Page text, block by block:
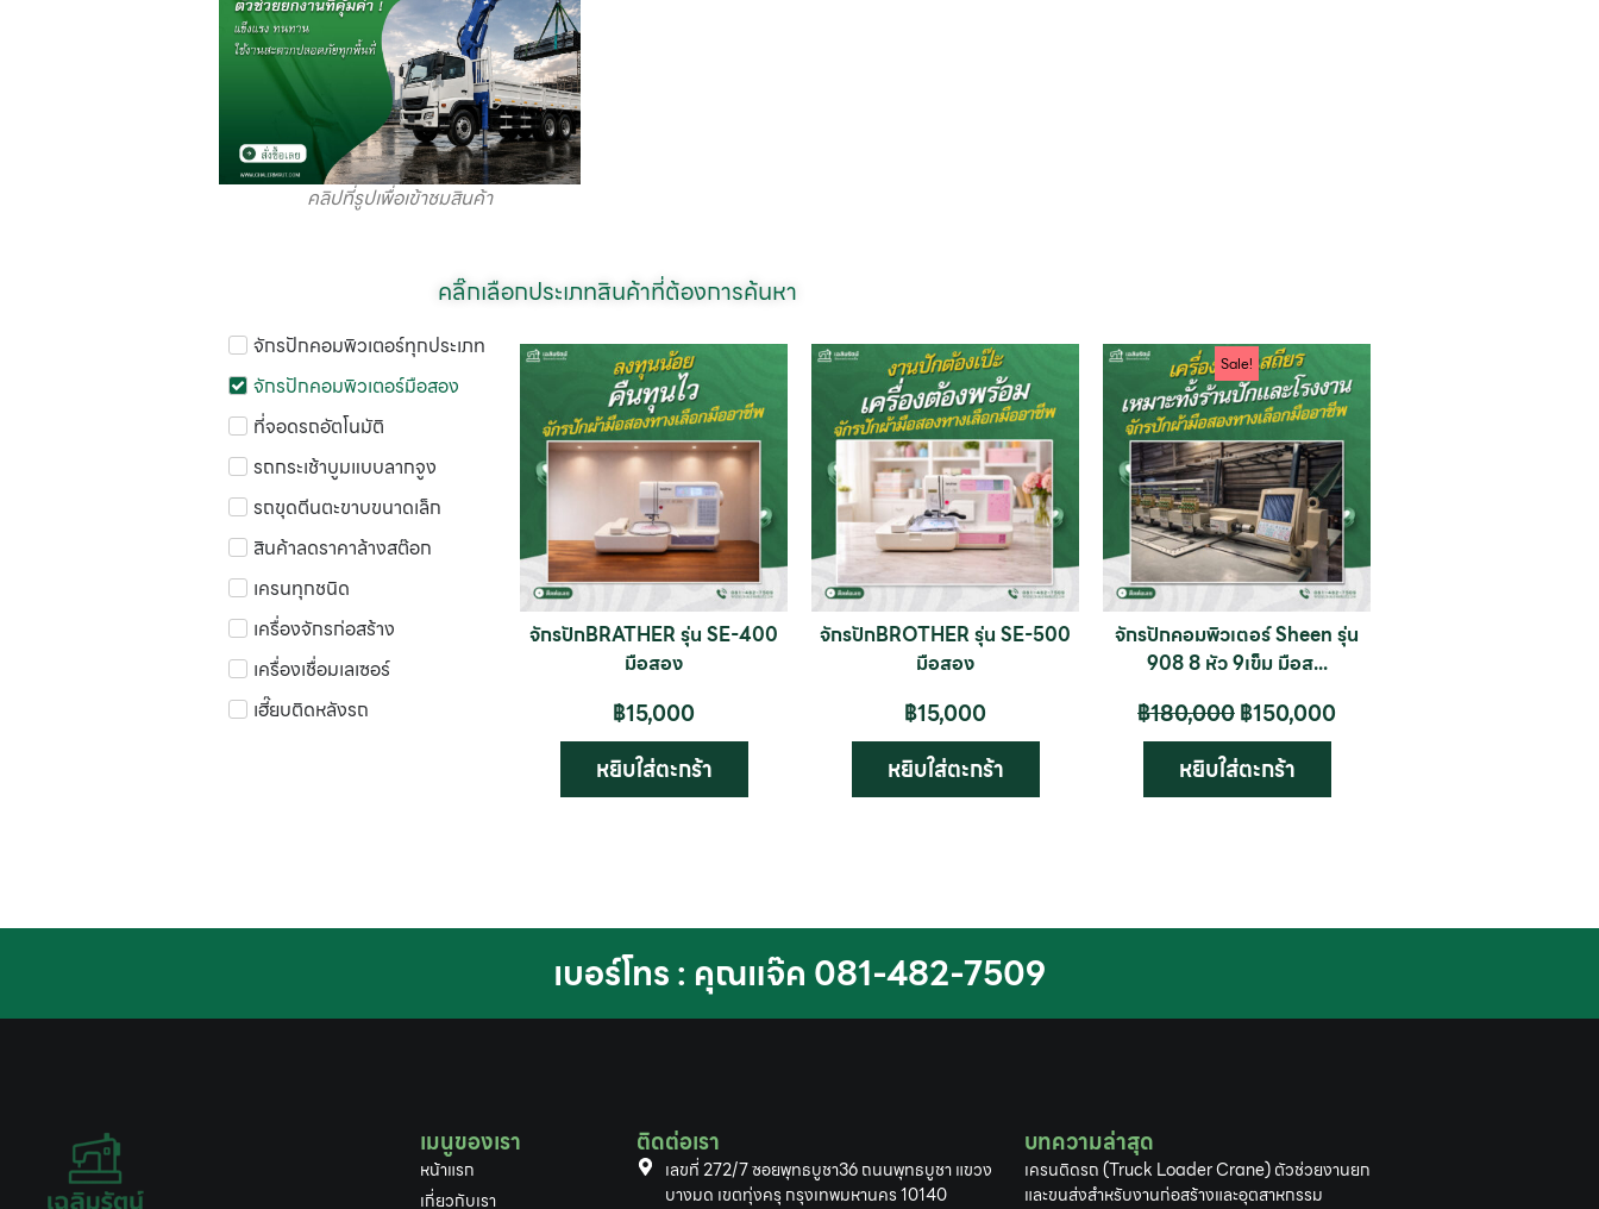
คลิปที่รูปเพื่อเข้าชมสินค้า
คลิ๊กเลือกประเภทสินค้าที่ต้องการค้นหา
จักรปักคอมพิวเตอร์ทุกประเภท
จักรปักคอมพิวเตอร์มือสอง
ที่จอดรถอัตโนมัติ
รถกระเช้าบูมแบบลากจูง
รถขุดตีนตะขาบขนาดเล็ก
สินค้าลดราคาล้างสต๊อก
เครนทุกชนิด
เครื่องจักรก่อสร้าง
เครื่องเชื่อมเลเซอร์
เฮี๊ยบติดหลังรถ
จักรปักBRATHER รุ่น SE-400
มือสอง
฿15,000
หยิบใส่ตะกร้า
จักรปักBROTHER รุ่น SE-500
มือสอง
฿15,000
หยิบใส่ตะกร้า
Sale!
จักรปักคอมพิวเตอร์ Sheen รุ่น
908 8 หัว 9เข็ม มือส...
฿180,000฿150,000
หยิบใส่ตะกร้า
เบอร์โทร : คุณแจ๊ค 081-482-7509
เมนูของเรา
หน้าแรก
เกี่ยวกับเรา
ติดต่อเรา
เลขที่ 272/7 ซอยพุทธบูชา36 ถนนพุทธบูชา แขวง
บางมด เขตทุ่งครุ กรุงเทพมหานคร 10140
บทความล่าสุด
เครนติดรถ (Truck Loader Crane) ตัวช่วยงานยก
และขนส่งสำหรับงานก่อสร้างและอุตสาหกรรม